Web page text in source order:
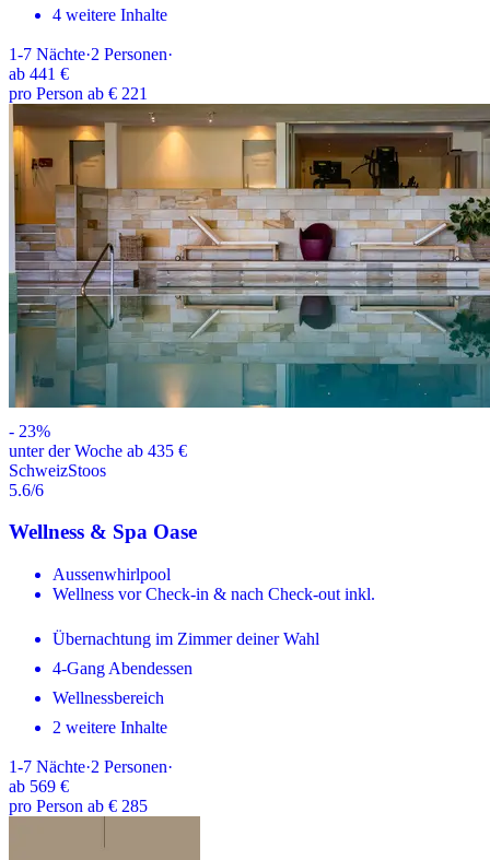
4 weitere Inhalte
1-7 Nächte·2 Personen·
ab 441 €
pro Person ab € 221
- 23%
unter der Woche ab 435 €
SchweizStoos
5.6/6
Wellness & Spa Oase
Aussenwhirlpool
Wellness vor Check-in & nach Check-out inkl.
Übernachtung im Zimmer deiner Wahl
4-Gang Abendessen
Wellnessbereich
2 weitere Inhalte
1-7 Nächte·2 Personen·
ab 569 €
pro Person ab € 285